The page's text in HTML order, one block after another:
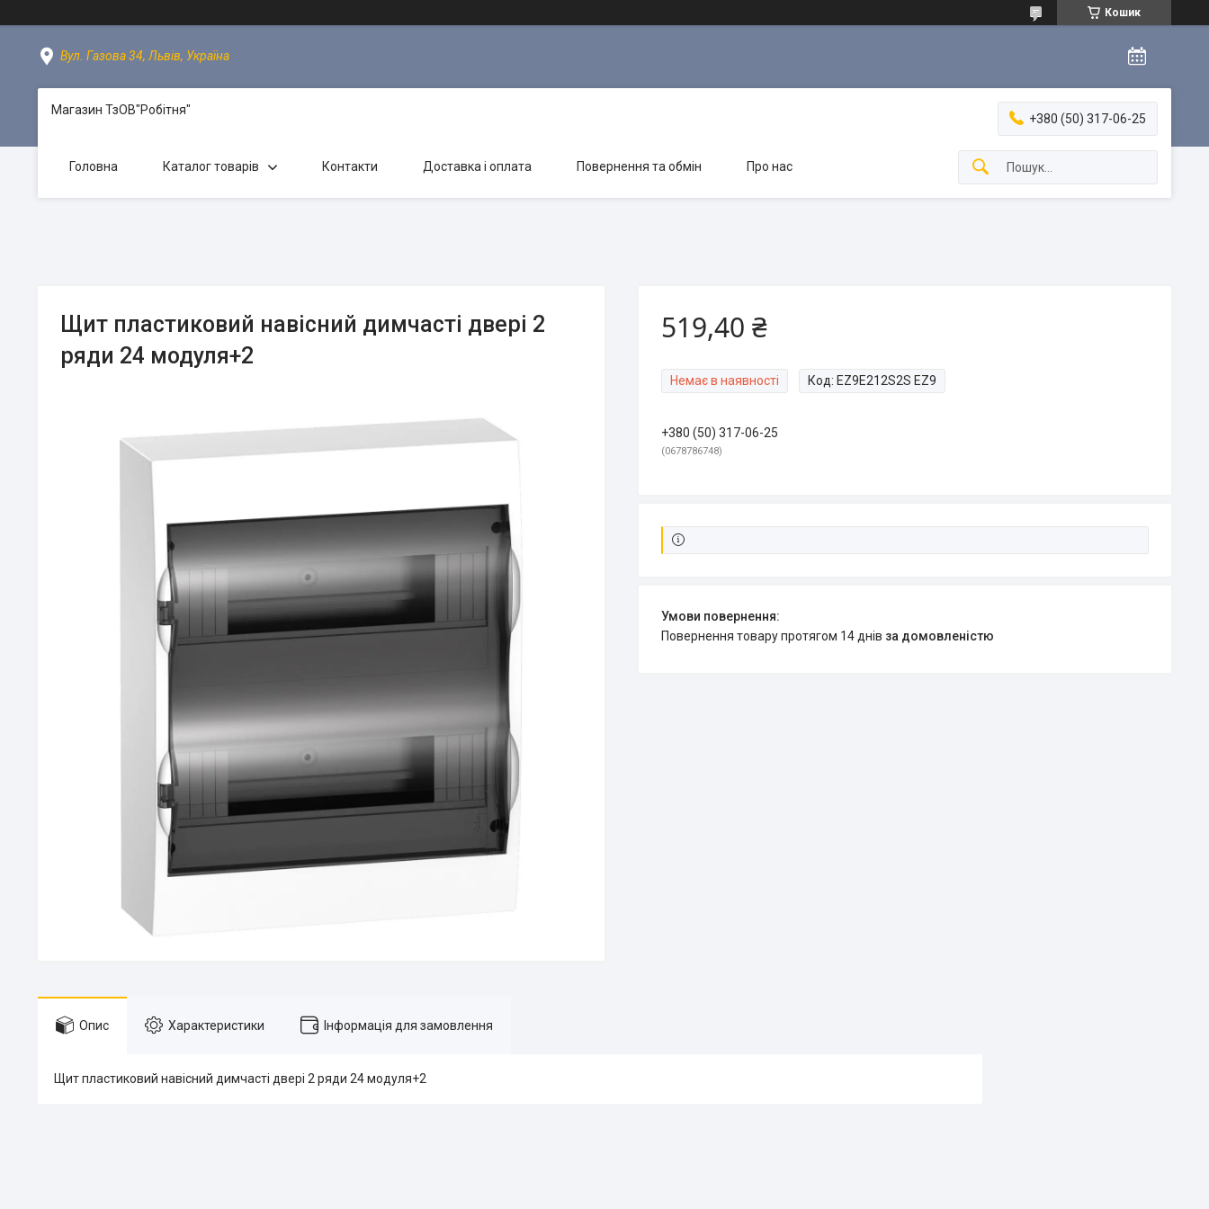
Кошик
Вул. Газова 34, Львів, Україна
Магазин ТзОВ"Робітня"
+380 (50) 317-06-25
Головна Каталог товарів Контакти Доставка і оплата Повернення та обмін Про нас
Щит пластиковий навісний димчасті двері 2
ряди 24 модуля+2
519,40 ₴
Немає в наявності Код: EZ9E212S2S EZ9
+380 (50) 317-06-25
0678786748
повернення товару протягом 14 днів за домовленістю
Опис Характеристики Інформація для замовлення
Щит пластиковий навісний димчасті двері 2 ряди 24 модуля+2